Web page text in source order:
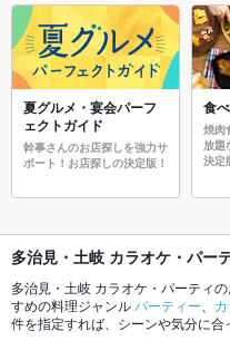
夏グルメ・宴会パーフ
ェクトガイド
幹事さんのお店探しを強力サ
ポート！お店探しの決定版！
食
焼肉
放題
決定
多治見・土岐 カラオケ・パー
多治見・土岐 カラオケ・パーティ
すめの料理ジャンル パーティー
件を指定すれば、シーンや気分に